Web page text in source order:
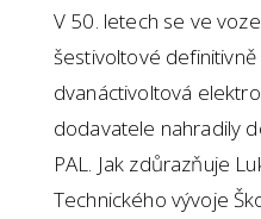
V 50. letech se ve
šestivoltové
dvanáctivoltová
dodavatele nahradily
PAL. Jak zdůrazňuje
Technického vývoje